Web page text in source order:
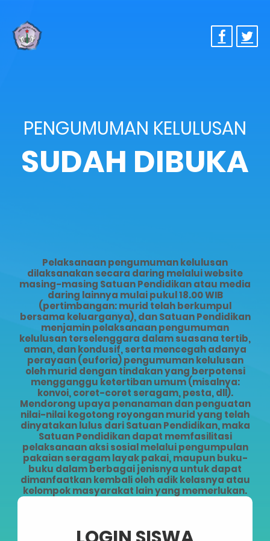
PENGUMUMAN KELULUSAN
SUDAH DIBUKA
Pelaksanaan pengumuman kelulusan
dilaksanakan secara daring melalui website
masing-masing Satuan Pendidikan atau media
daring lainnya mulai pukul 18.00 WIB
(pertimbangan: murid telah berkumpul
bersama keluarganya), dan Satuan Pendidikan
menjamin pelaksanaan pengumuman
kelulusan terselenggara dalam suasana tertib,
aman, dan kondusif, serta mencegah adanya
perayaan (euforia) pengumuman kelulusan
oleh murid dengan tindakan yang berpotensi
mengganggu ketertiban umum (misalnya:
konvoi, coret-coret seragam, pesta, dll).
Mendorong upaya penanaman dan penguatan
nilai-nilai kegotong royongan murid yang telah
dinyatakan lulus dari Satuan Pendidikan, maka
Satuan Pendidikan dapat memfasilitasi
pelaksanaan aksi sosial melalui pengumpulan
pakaian seragam layak pakai, maupun buku-
buku dalam berbagai jenisnya untuk dapat
dimanfaatkan kembali oleh adik kelasnya atau
kelompok masyarakat lain yang memerlukan.